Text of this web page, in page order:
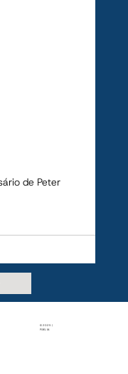
de Peter
© 2025 |
PiXEL M.